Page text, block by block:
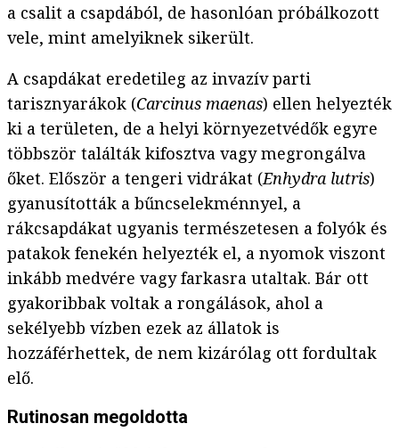
a csalit a csapdából, de hasonlóan próbálkozott
vele, mint amelyiknek sikerült.
A csapdákat eredetileg az invazív parti
tarisznyarákok (Carcinus maenas) ellen helyezték
ki a területen, de a helyi környezetvédők egyre
többször találták kifosztva vagy megrongálva
őket. Először a tengeri vidrákat (Enhydra lutris)
gyanusították a bűncselekménnyel, a
rákcsapdákat ugyanis természetesen a folyók és
patakok fenekén helyezték el, a nyomok viszont
inkább medvére vagy farkasra utaltak. Bár ott
gyakoribbak voltak a rongálások, ahol a
sekélyebb vízben ezek az állatok is
hozzáférhettek, de nem kizárólag ott fordultak
elő.
Rutinosan megoldotta